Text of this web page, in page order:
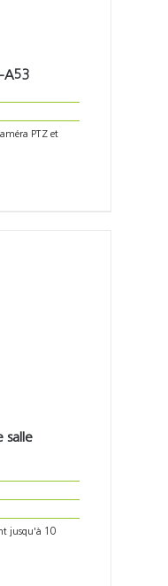
A53
PTZ et
salle
jusqu'à 10